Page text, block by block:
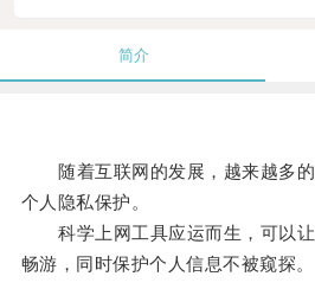
简介
随着互联网的发展，越来越多的
个人隐私保护。
科学上网工具应运而生，可以让
畅游，同时保护个人信息不被窥探。